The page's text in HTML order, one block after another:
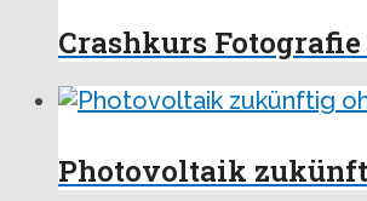
Crashkurs Fotografie
Photovoltaik